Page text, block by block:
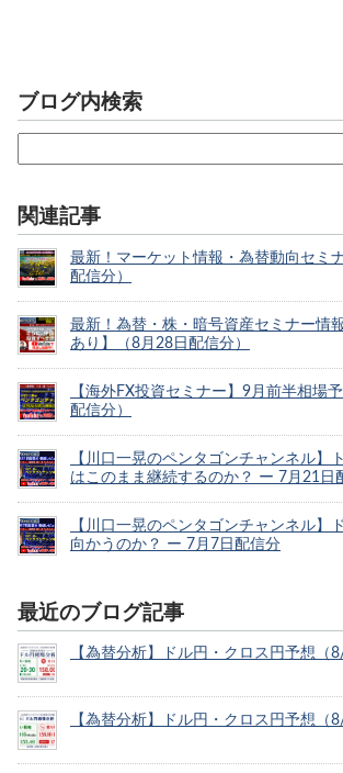
ブログ内検索
関連記事
最新！マーケット情報・為替動向セミ
配信分）
最新！為替・株・暗号資産セミナー情
あり】（8月28日配信分）
【海外FX投資セミナー】9月前半相場
配信分）
【川口一晃のペンタゴンチャンネル】
はこのまま継続するのか？ ー 7月21日
【川口一晃のペンタゴンチャンネル】
向かうのか？ ー 7月7日配信分
最近のブログ記事
【為替分析】ドル円・クロス円予想（8/
【為替分析】ドル円・クロス円予想（8/